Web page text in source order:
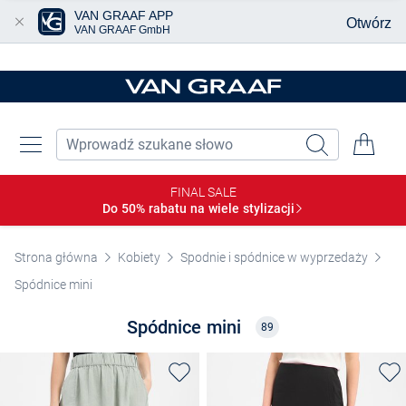
FINAL SALE
Do 50% rabatu na wiele stylizacji
Strona główna Kobiety
Spodnie i spódnice w wyprzedaży
Spódnice mini
Spódnice mini 89
VAN GRAAF APP
VAN GRAAF GmbH Otwórz